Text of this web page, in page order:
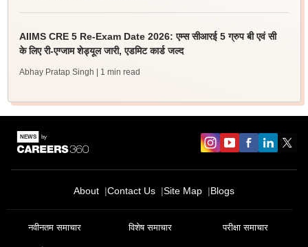
AIIMS CRE 5 Re-Exam Date 2026: एम्स सीआरई 5 ग्रुप बी एवं सी
के लिए री-एग्जाम शेड्यूल जारी, एडमिट कार्ड जल्द
Abhay Pratap Singh | 1 min read
About Contact Us Site Map Blogs
नवीनतम समाचार विशेष समाचार परीक्षा समाचार